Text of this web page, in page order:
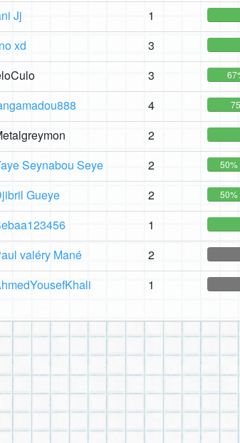
Jj 1
xd 3
3
4
2
Seynabou Seye 2 50%
Gueye 2 50%
1
valéry Mané 2
1